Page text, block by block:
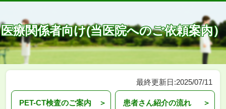
医療関係者向け(当医院へのご依頼案内）
最終更新日:2025/07/11
PET-CT検査のご案内 患者さん紹介の流れ